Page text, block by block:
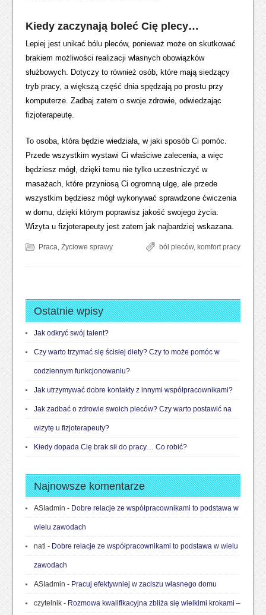
Kiedy zaczynają boleć Cię plecy…
Lepiej jest unikać bólu pleców, ponieważ może on skutkować
brakiem możliwości realizacji własnych obowiązków
służbowych. Dotyczy to również osób, które mają siedzący
tryb pracy, a większą część dnia spędzają po prostu przy
komputerze. Zadbaj zatem o swoje zdrowie, odwiedzając
fizjoterapeutę.
To osoba, która będzie wiedziała, w jaki sposób Ci pomóc.
Przede wszystkim wystawi Ci właściwe zalecenia, a więc
będziesz mógł, dzięki temu nie tylko uczestniczyć w
masażach, które przyniosą Ci ogromną ulgę, ale przede
wszystkim będziesz mógł wykonywać sprawdzone ćwiczenia
w domu, dzięki którym poprawisz jakość swojego życia.
Wizyta u fizjoterapeuty jest zatem jak najbardziej wskazana.
Praca, Życiowe sprawy ból pleców, komfort pracy
Ostatnie wpisy
Jak odkryć swój talent?
Czy warto trzymać się ścisłej diety? Czy to może pomóc w
codziennym funkcjonowaniu?
Jak utrzymywać dobre kontakty z innymi współpracownikami?
Jak zadbać o zdrowie swoich pleców? Czy warto postawić na
wizytę u fizjoterapeuty?
Kiedy dopada Cię brak sił do pracy… Co robić?
Najnowsze komentarze
ASIadmin - Dobre relacje ze współpracownikami to podstawa w
wielu zawodach
nati - Dobre relacje ze współpracownikami to podstawa w wielu
zawodach
ASIadmin - Pracuj efektywniej w zaciszu własnego domu
czytelnik- Rozmowa kwalifikacyjna zbliża się wielkimi krokami –